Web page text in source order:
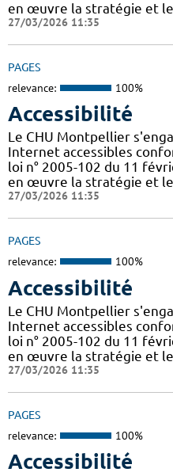
en œuvre la stratégie et
27/03/2026 11:35
PAGES
relevance: 100%
Accessibilité
Le CHU Montpellier
Internet accessibles
loi n° 2005-102 du 11
en œuvre la stratégie et
27/03/2026 11:35
PAGES
relevance: 100%
Accessibilité
Le CHU Montpellier
Internet accessibles
loi n° 2005-102 du 11
en œuvre la stratégie et
27/03/2026 11:35
PAGES
relevance: 100%
Accessibilité